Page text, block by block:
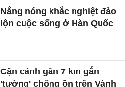
Nắng nóng khắc nghiệt đảo
lộn cuộc sống ở Hàn Quốc
Cận cảnh gần 7 km gắn
'tường' chống ồn trên Vành